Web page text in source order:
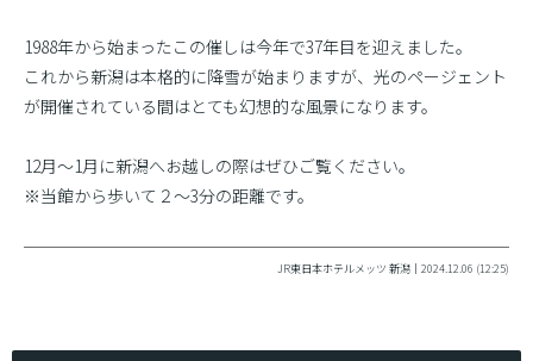
1988年から始まったこの催しは今年で37年目を迎えました。
これから新潟は本格的に降雪が始まりますが、光のページェント
が開催されている間はとても幻想的な風景になります。
12月〜1月に新潟へお越しの際はぜひご覧ください。
※当館から歩いて２〜3分の距離です。
JR東日本ホテルメッツ 新潟｜2024.12.06 (12:25)